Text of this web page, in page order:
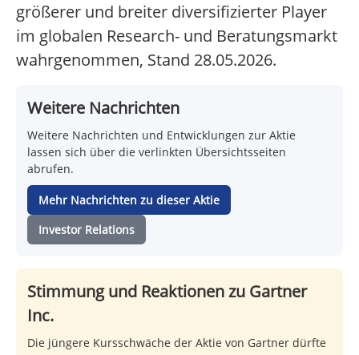
größerer und breiter diversifizierter Player
im globalen Research- und Beratungsmarkt
wahrgenommen, Stand 28.05.2026.
Weitere Nachrichten
Weitere Nachrichten und Entwicklungen zur Aktie
lassen sich über die verlinkten Übersichtsseiten
abrufen.
Mehr Nachrichten zu dieser Aktie
Investor Relations
Stimmung und Reaktionen zu Gartner
Inc.
Die jüngere Kursschwäche der Aktie von Gartner dürfte